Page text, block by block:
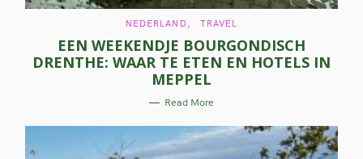
C
T
E
G
O
R
E
NEDERLAND TRAVEL
EEN WEEKENDJE BOURGONDISCH
DRENTHE: WAAR TE ETEN EN HOTELS IN
MEPPEL
Read More